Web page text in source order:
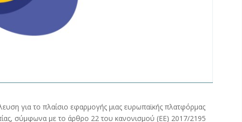
για το πλαίσιο εφαρμογής μιας ευρωπαϊκής πλατφόρμας
σύμφωνα με το άρθρο 22 του κανονισμού (ΕΕ) 2017/2195